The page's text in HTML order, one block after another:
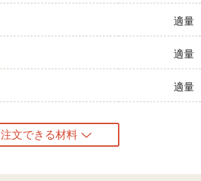
適量
適量
適量
注文できる材料